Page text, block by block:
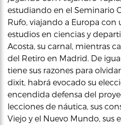
estudiando en el Seminario
Rufo, viajando a Europa con
estudios en ciencias y
Acosta, su carnal, mientras
del Retiro en Madrid. De
tiene sus razones para
dixit, habrá evocado su
encendida defensa del
lecciones de náutica, sus
Viejo y el Nuevo Mundo, sus